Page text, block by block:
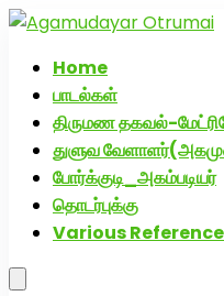
Home
பாடல்கள்
திருமண தகவல்-
துளுவ
போர்க்குடி_அகம்படியர்
தொடர்புக்கு
Various
அகமுடையார் திருமண